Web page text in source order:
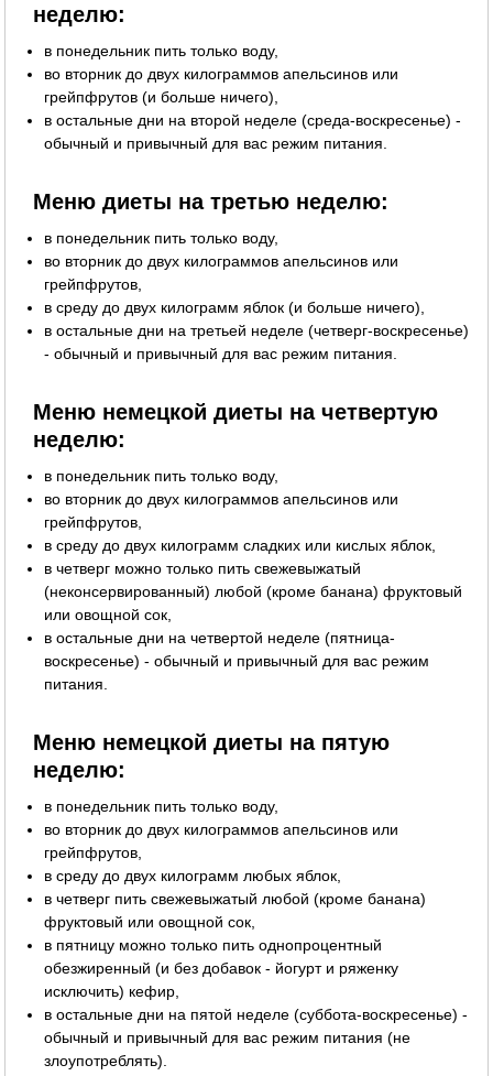
неделю:
в понедельник пить только воду,
во вторник до двух килограммов апельсинов или
грейпфрутов (и больше ничего),
в остальные дни на второй неделе (среда-воскресенье) -
обычный и привычный для вас режим питания.
Меню диеты на третью неделю:
в понедельник пить только воду,
во вторник до двух килограммов апельсинов или
грейпфрутов,
в среду до двух килограмм яблок (и больше ничего),
в остальные дни на третьей неделе (четверг-воскресенье)
- обычный и привычный для вас режим питания.
Меню немецкой диеты на четвертую
неделю:
в понедельник пить только воду,
во вторник до двух килограммов апельсинов или
грейпфрутов,
в среду до двух килограмм сладких или кислых яблок,
в четверг можно только пить свежевыжатый
(неконсервированный) любой (кроме банана) фруктовый
или овощной сок,
в остальные дни на четвертой неделе (пятница-
воскресенье) - обычный и привычный для вас режим
питания.
Меню немецкой диеты на пятую
неделю:
в понедельник пить только воду,
во вторник до двух килограммов апельсинов или
грейпфрутов,
в среду до двух килограмм любых яблок,
в четверг пить свежевыжатый любой (кроме банана)
фруктовый или овощной сок,
в пятницу можно только пить однопроцентный
обезжиренный (и без добавок - йогурт и ряженку
исключить) кефир,
в остальные дни на пятой неделе (суббота-воскресенье) -
обычный и привычный для вас режим питания (не
злоупотреблять).